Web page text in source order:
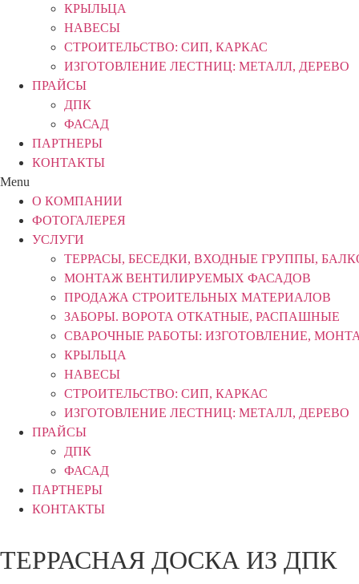
КРЫЛЬЦА
НАВЕСЫ
СТРОИТЕЛЬСТВО: СИП, КАРКАС
ИЗГОТОВЛЕНИЕ ЛЕСТНИЦ: МЕТАЛЛ, ДЕРЕВО
ПРАЙСЫ
ДПК
ФАСАД
ПАРТНЕРЫ
КОНТАКТЫ
Menu
О КОМПАНИИ
ФОТОГАЛЕРЕЯ
УСЛУГИ
ТЕРРАСЫ, БЕСЕДКИ, ВХОДНЫЕ ГРУППЫ,
МОНТАЖ ВЕНТИЛИРУЕМЫХ ФАСАДОВ
ПРОДАЖА СТРОИТЕЛЬНЫХ МАТЕРИАЛОВ
ЗАБОРЫ. ВОРОТА ОТКАТНЫЕ, РАСПАШНЫЕ
СВАРОЧНЫЕ РАБОТЫ: ИЗГОТОВЛЕНИЕ,
КРЫЛЬЦА
НАВЕСЫ
СТРОИТЕЛЬСТВО: СИП, КАРКАС
ИЗГОТОВЛЕНИЕ ЛЕСТНИЦ: МЕТАЛЛ, ДЕРЕВО
ПРАЙСЫ
ДПК
ФАСАД
ПАРТНЕРЫ
КОНТАКТЫ
ТЕРРАСНАЯ ДОСКА ИЗ ДПК